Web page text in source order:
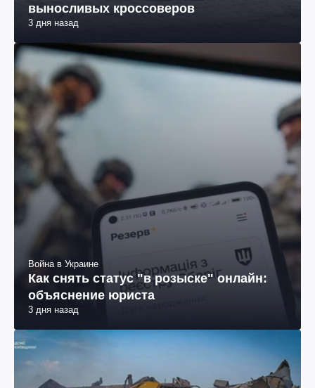
выносливых кроссоверов
3 дня назад
Война в Украине
Как снять статус "в розыске" онлайн:
объяснение юриста
3 дня назад